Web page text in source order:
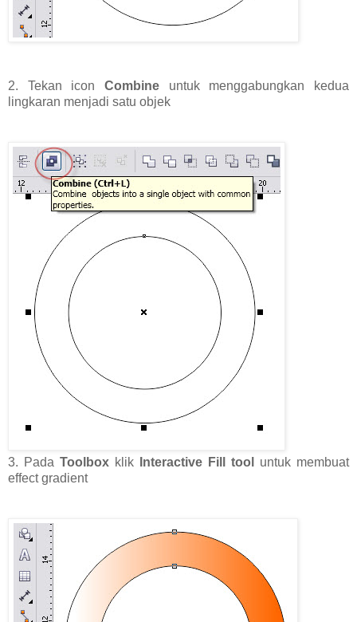
2. Tekan icon Combine untuk menggabungkan kedua
lingkaran menjadi satu objek
3. Pada Toolbox klik Interactive Fill tool
untuk membuat
effect gradient